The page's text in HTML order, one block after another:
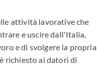
attività lavorative che
e uscire dall'Italia,
e di svolgere la propria
richiesto ai datori di